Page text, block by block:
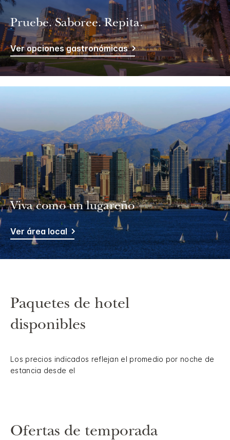
Pruebe. Saboree. Repita.
Ver opciones gastronómicas
Viva como un lugareño
Ver área local
Paquetes de hotel
disponibles
Los precios indicados reflejan el promedio por noche de
estancia desde el
Ofertas de temporada